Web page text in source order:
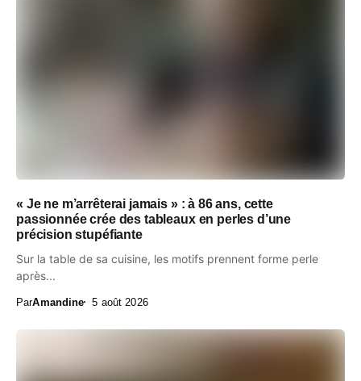
« Je ne m’arrêterai jamais » : à 86 ans, cette
passionnée crée des tableaux en perles d’une
précision stupéfiante
Sur la table de sa cuisine, les motifs prennent forme perle
après...
ParAmandine 5 août 2026